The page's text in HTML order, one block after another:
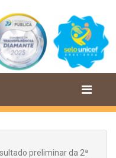
preliminar da 2ª